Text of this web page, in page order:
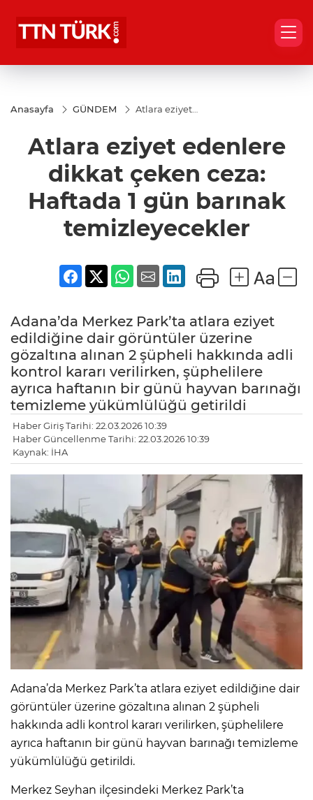
Anasayfa GÜNDEM
Atlara eziyet
Haftada 1 gün
barınak
temizleyecekler
Atlara eziyet edenlere
dikkat çeken ceza:
Haftada 1 gün barınak
temizleyecekler
Adana’da Merkez Park’ta atlara eziyet
edildiğine dair görüntüler üzerine
gözaltına alınan 2 şüpheli hakkında adli
kontrol kararı verilirken, şüphelilere
ayrıca haftanın bir günü hayvan barınağı
temizleme yükümlülüğü getirildi
Haber Giriş Tarihi: 22.03.2026 10:39
Haber Güncellenme Tarihi: 22.03.2026 10:39
Kaynak: İHA
Adana’da Merkez Park’ta atlara eziyet edildiğine dair
görüntüler üzerine gözaltına alınan 2 şüpheli
hakkında adli kontrol kararı verilirken, şüphelilere
ayrıca haftanın bir günü hayvan barınağı temizleme
yükümlülüğü getirildi.
Merkez Seyhan ilçesindeki Merkez Park’ta